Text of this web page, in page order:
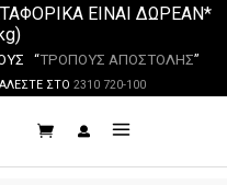
ΕΙΝΑΙ ΔΩΡΕΑΝ*
“ΤΡΟΠΟΥΣ ΑΠΟΣΤΟΛΗΣ”
ΣΤΟ 2310 720-100